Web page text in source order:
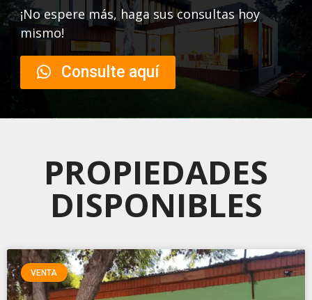
¡No espere más, haga sus consultas hoy
mismo!
Consulte aquí
PROPIEDADES
DISPONIBLES
VENTA